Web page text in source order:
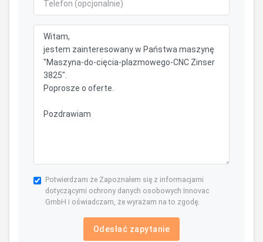
Potwierdzam że Zapoznałem się z informacjami
dotyczącymi ochrony danych osobowych Innovac
GmbH i oświadczam, że wyrażam na to zgodę.
Odesłać zapytanie